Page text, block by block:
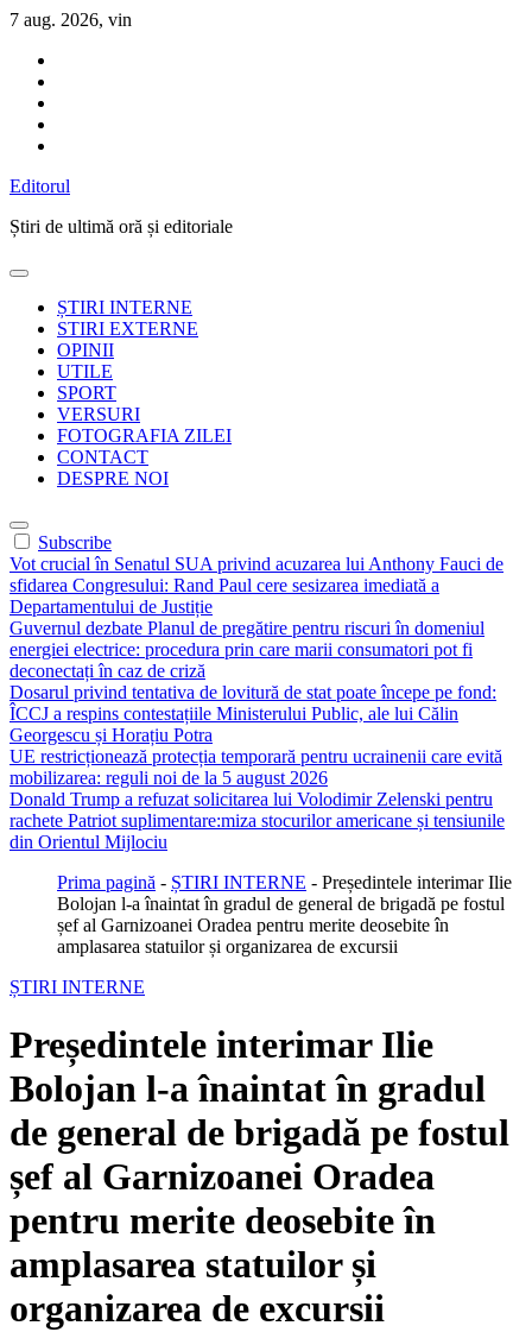
Sari
conținut
7 aug. 2026, vin
Editorul
Știri de ultimă oră și editoriale
ȘTIRI INTERNE
STIRI EXTERNE
OPINII
UTILE
SPORT
VERSURI
FOTOGRAFIA ZILEI
CONTACT
DESPRE NOI
Subscribe
Vot crucial în Senatul SUA privind acuzarea lui Anthony Fauci de
sfidarea Congresului: Rand Paul cere sesizarea imediată a
Departamentului de Justiție
Guvernul dezbate Planul de pregătire pentru riscuri în domeniul
energiei electrice: procedura prin care marii consumatori pot fi
deconectați în caz de criză
Dosarul privind tentativa de lovitură de stat poate începe pe fond:
ÎCCJ a respins contestațiile Ministerului Public, ale lui Călin
Georgescu și Horațiu Potra
UE restricționează protecția temporară pentru ucrainenii care evită
mobilizarea: reguli noi de la 5 august 2026
Donald Trump a refuzat solicitarea lui Volodimir Zelenski pentru
rachete Patriot suplimentare:miza stocurilor americane și tensiunile
din Orientul Mijlociu
Prima pagină - ȘTIRI INTERNE - Președintele interimar Ilie
Bolojan l-a înaintat în gradul de general de brigadă pe fostul
șef al Garnizoanei Oradea pentru merite deosebite în
amplasarea statuilor și organizarea de excursii
ȘTIRI INTERNE
Președintele interimar Ilie
Bolojan l-a înaintat în gradul
de general de brigadă pe fostul
șef al Garnizoanei Oradea
pentru merite deosebite în
amplasarea statuilor și
organizarea de excursii